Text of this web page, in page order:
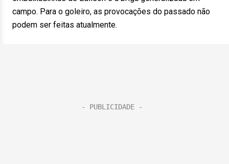
campo. Para o goleiro, as provocações do passado não
podem ser feitas atualmente.